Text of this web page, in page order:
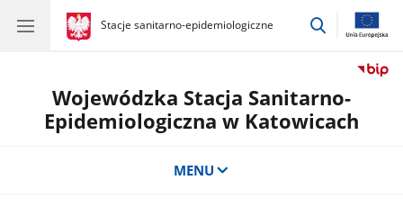
gov.pl
Stacje sanitarno-epidemiologiczne
gov.pl
Stacje
przejdź
Wojewódzka Stacja Sanitarno-
Epidemiologiczna w Katowicach
MENU